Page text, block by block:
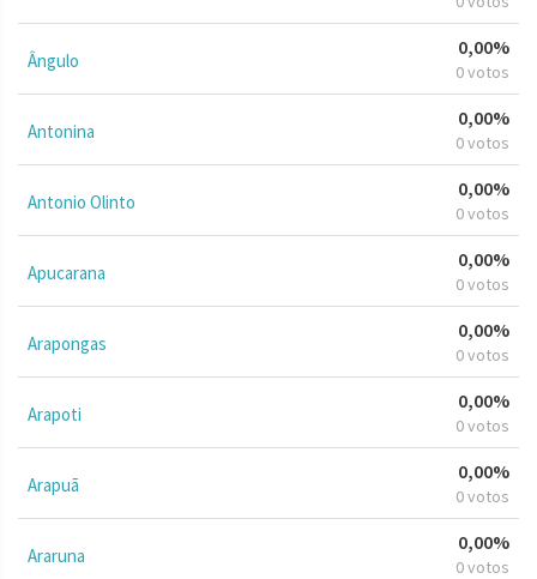
Ângulo
0,00%
0 votos
Antonina
0,00%
0 votos
Antonio Olinto
0,00%
0 votos
Apucarana
0,00%
0 votos
Arapongas
0,00%
0 votos
Arapoti
0,00%
0 votos
Arapuã
0,00%
0 votos
Araruna
0,00%
0 votos